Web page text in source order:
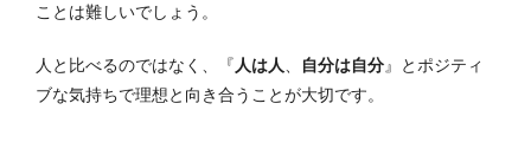
ことは難しいでしょう。
人と比べるのではなく、『 人は人 自分は自分』とポジティ
ブな気持ちで理想と向き合うことが大切です。